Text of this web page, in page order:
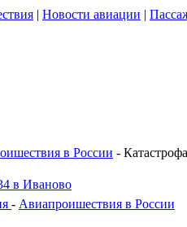
| Новости авиации |
в России -
в Иваново
- Авиапроишествия в России